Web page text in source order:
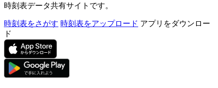
時刻表データ共有サイトです。
時刻表をさがす 時刻表をアップロード アプリをダウンロー
ド